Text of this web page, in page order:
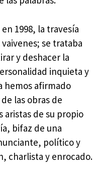
1998, la travesía
se trataba
y deshacer la
inquieta y
hemos afirmado
las obras de
aristas de su propio
bifaz de una
político y
charlista y enrocado.